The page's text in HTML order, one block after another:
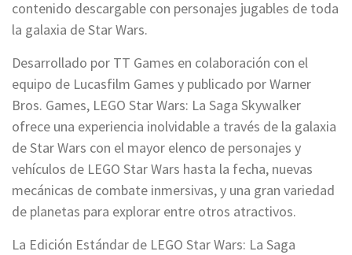
contenido descargable con personajes jugables de toda
la galaxia de Star Wars.
Desarrollado por TT Games en colaboración con el
equipo de Lucasfilm Games y publicado por Warner
Bros. Games, LEGO Star Wars: La Saga Skywalker
ofrece una experiencia inolvidable a través de la galaxia
de Star Wars con el mayor elenco de personajes y
vehículos de LEGO Star Wars hasta la fecha, nuevas
mecánicas de combate inmersivas, y una gran variedad
de planetas para explorar entre otros atractivos.
La Edición Estándar de LEGO Star Wars: La Saga